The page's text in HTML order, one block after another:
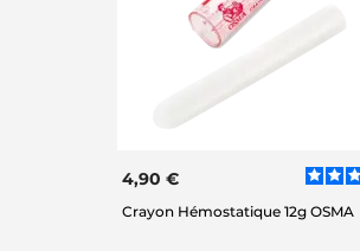
4,90 €
Crayon Hémostatique 12g OSMA